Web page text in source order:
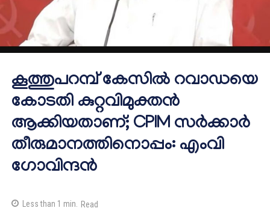
കൂത്തുപറമ്പ് കേസിൽ റവാഡയെ
കോടതി കുറ്റവിമുക്തൻ
ആക്കിയതാണ്; CPIM സർക്കാർ
തീരുമാനത്തിനൊപ്പം: എംവി ​
ഗോവിന്ദൻ
Less than 1 min. Read